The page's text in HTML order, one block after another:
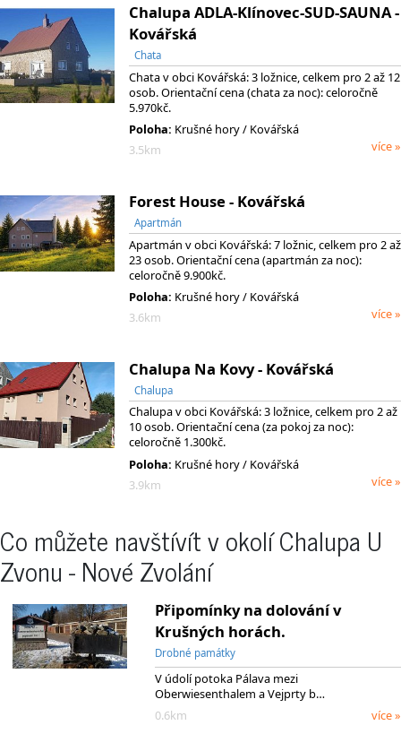
Chalupa ADLA-Klínovec-SUD-SAUNA -
Kovářská
Chata
Chata v obci Kovářská: 3 ložnice, celkem pro 2 až 12
osob. Orientační cena (chata za noc): celoročně
5.970kč.
Poloha: Krušné hory / Kovářská
3.5km
více »
Forest House - Kovářská
Apartmán
Apartmán v obci Kovářská: 7 ložnic, celkem pro 2 až
23 osob. Orientační cena (apartmán za noc):
celoročně 9.900kč.
Poloha: Krušné hory / Kovářská
3.6km
více »
Chalupa Na Kovy - Kovářská
Chalupa
Chalupa v obci Kovářská: 3 ložnice, celkem pro 2 až
10 osob. Orientační cena (za pokoj za noc):
celoročně 1.300kč.
Poloha: Krušné hory / Kovářská
3.9km
více »
Co můžete navštívít v okolí Chalupa U
Zvonu - Nové Zvolání
Připomínky na dolování v
Krušných horách.
Drobné památky
V údolí potoka Pálava mezi
Oberwiesenthalem a Vejprty b…
0.6km
více »